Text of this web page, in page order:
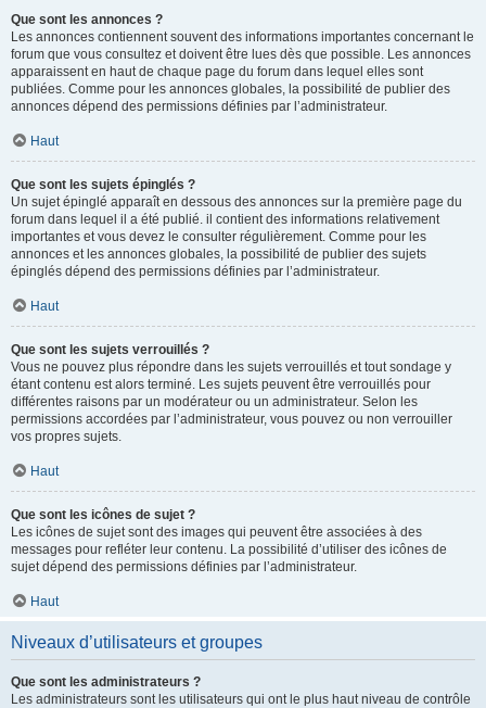
Que sont les annonces ?
Les annonces contiennent souvent des informations importantes concernant le
forum que vous consultez et doivent être lues dès que possible. Les annonces
apparaissent en haut de chaque page du forum dans lequel elles sont
publiées. Comme pour les annonces globales, la possibilité de publier des
annonces dépend des permissions définies par l’administrateur.
Haut
Que sont les sujets épinglés ?
Un sujet épinglé apparaît en dessous des annonces sur la première page du
forum dans lequel il a été publié. il contient des informations relativement
importantes et vous devez le consulter régulièrement. Comme pour les
annonces et les annonces globales, la possibilité de publier des sujets
épinglés dépend des permissions définies par l’administrateur.
Haut
Que sont les sujets verrouillés ?
Vous ne pouvez plus répondre dans les sujets verrouillés et tout sondage y
étant contenu est alors terminé. Les sujets peuvent être verrouillés pour
différentes raisons par un modérateur ou un administrateur. Selon les
permissions accordées par l’administrateur, vous pouvez ou non verrouiller
vos propres sujets.
Haut
Que sont les icônes de sujet ?
Les icônes de sujet sont des images qui peuvent être associées à des
messages pour refléter leur contenu. La possibilité d’utiliser des icônes de
sujet dépend des permissions définies par l’administrateur.
Haut
Niveaux d’utilisateurs et groupes
Que sont les administrateurs ?
Les administrateurs sont les utilisateurs qui ont le plus haut niveau de contrôle